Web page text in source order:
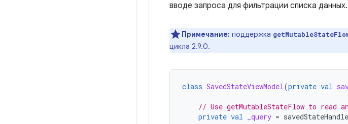
вводе запроса для фильтрации списка данных.
Примечание: поддержка
цикла 2.9.0.
class SavedStateViewModel(private val
// Use getMutableStateFlow to read
private val _query = savedStateHandle